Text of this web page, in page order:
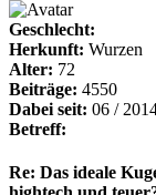
Geschlecht:
Herkunft: Wurzen
Alter: 72
Beiträge: 4550
Dabei seit: 06 /
Betreff:
Re: Das ideale